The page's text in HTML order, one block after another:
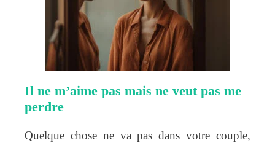
Il ne m’aime pas mais ne veut pas me
perdre
Quelque chose ne va pas dans votre couple,